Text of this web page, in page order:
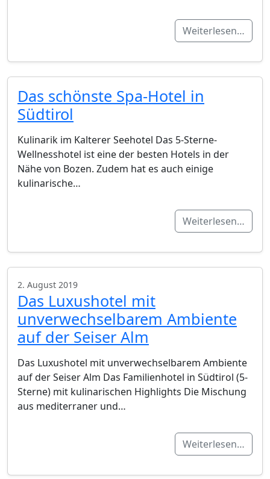
Weiterlesen…
Das schönste Spa-Hotel in
Südtirol
Kulinarik im Kalterer Seehotel Das 5-Sterne-
Wellnesshotel ist eine der besten Hotels in der
Nähe von Bozen. Zudem hat es auch einige
kulinarische…
Weiterlesen…
2. August 2019
Das Luxushotel mit
unverwechselbarem Ambiente
auf der Seiser Alm
Das Luxushotel mit unverwechselbarem Ambiente
auf der Seiser Alm Das Familienhotel in Südtirol (5-
Sterne) mit kulinarischen Highlights Die Mischung
aus mediterraner und…
Weiterlesen…